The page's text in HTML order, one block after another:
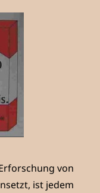
von
ist jedem